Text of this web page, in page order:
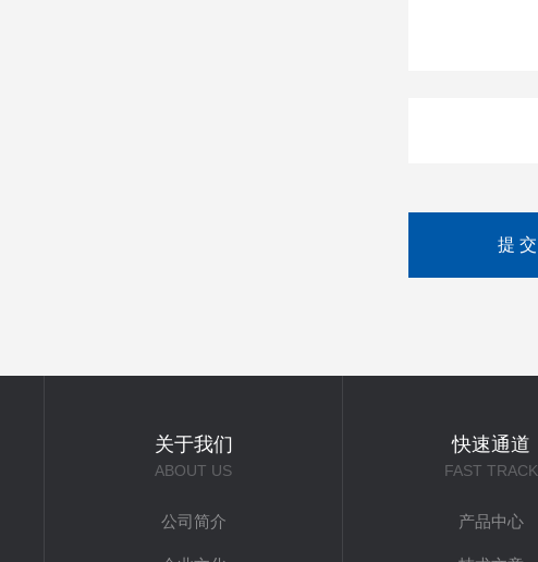
关于我们
ABOUT US
公司简介
快速通道
FAST TRACK
产品中心